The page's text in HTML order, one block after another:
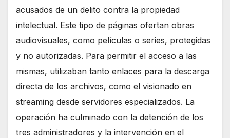
acusados de un delito contra la propiedad
intelectual. Este tipo de páginas ofertan obras
audiovisuales, como películas o series, protegidas
y no autorizadas. Para permitir el acceso a las
mismas, utilizaban tanto enlaces para la descarga
directa de los archivos, como el visionado en
streaming desde servidores especializados. La
operación ha culminado con la detención de los
tres administradores y la intervención en el